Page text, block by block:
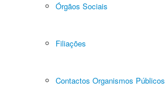
Órgãos Sociais
Filiações
Contactos Organismos Públicos